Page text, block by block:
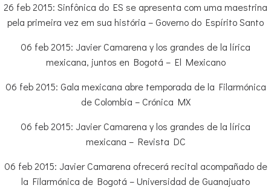
26 feb 2015: Sinfônica do ES se apresenta com uma maestrina
pela primeira vez em sua história – Governo do Espírito Santo
06 feb 2015: Javier Camarena y los grandes de la lírica
mexicana, juntos en Bogotá – El Mexicano
06 feb 2015: Gala mexicana abre temporada de la Filarmónica
de Colombia – Crónica MX
06 feb 2015: Javier Camarena y los grandes de la lírica
mexicana – Revista DC
06 feb 2015: Javier Camarena ofrecerá recital acompañado de
la Filarmónica de Bogotá – Universidad de Guanajuato